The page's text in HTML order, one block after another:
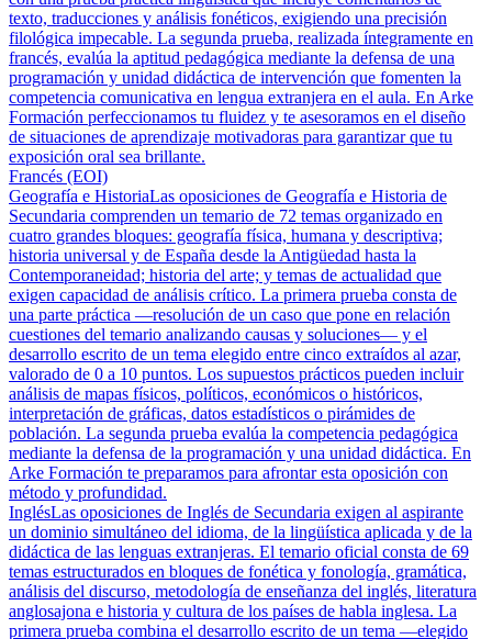
texto, traducciones y análisis fonéticos, exigiendo una precisión
filológica impecable. La segunda prueba, realizada íntegramente en
francés, evalúa la aptitud pedagógica mediante la defensa de una
programación y unidad didáctica de intervención que fomenten la
competencia comunicativa en lengua extranjera en el aula. En Arke
Formación perfeccionamos tu fluidez y te asesoramos en el diseño
de situaciones de aprendizaje motivadoras para garantizar que tu
exposición oral sea brillante.
Francés (EOI)
Geografía e HistoriaLas oposiciones de Geografía e Historia de
Secundaria comprenden un temario de 72 temas organizado en
cuatro grandes bloques: geografía física, humana y descriptiva;
historia universal y de España desde la Antigüedad hasta la
Contemporaneidad; historia del arte; y temas de actualidad que
exigen capacidad de análisis crítico. La primera prueba consta de
una parte práctica —resolución de un caso que pone en relación
cuestiones del temario analizando causas y soluciones— y el
desarrollo escrito de un tema elegido entre cinco extraídos al azar,
valorado de 0 a 10 puntos. Los supuestos prácticos pueden incluir
análisis de mapas físicos, políticos, económicos o históricos,
interpretación de gráficas, datos estadísticos o pirámides de
población. La segunda prueba evalúa la competencia pedagógica
mediante la defensa de la programación y una unidad didáctica. En
Arke Formación te preparamos para afrontar esta oposición con
método y profundidad.
InglésLas oposiciones de Inglés de Secundaria exigen al aspirante
un dominio simultáneo del idioma, de la lingüística aplicada y de la
didáctica de las lenguas extranjeras. El temario oficial consta de 69
temas estructurados en bloques de fonética y fonología, gramática,
análisis del discurso, metodología de enseñanza del inglés, literatura
anglosajona e historia y cultura de los países de habla inglesa. La
primera prueba combina el desarrollo escrito de un tema —elegido